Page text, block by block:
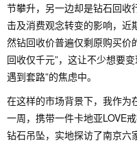
节攀升，另一边却是钻石回收
击及消费观念转变的影响，
然钻回收价普遍仅剩原购买价
回收仅千元”，这让不少想要
遇到套路”的焦虑中。
在这样的市场背景下，我作为
一周，携带一件卡地亚LOVE
钻石吊坠，实地探访了南京六